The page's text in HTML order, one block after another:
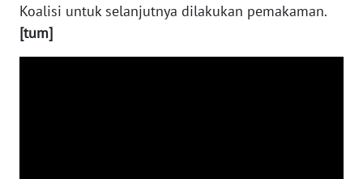
Koalisi untuk selanjutnya dilakukan pemakaman.
[tum]
NTB